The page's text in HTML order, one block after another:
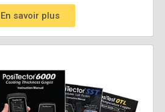
En savoir plus